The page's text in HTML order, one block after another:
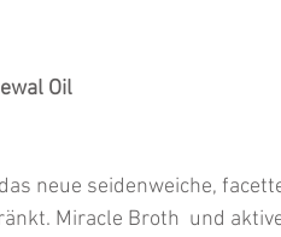
Oil
neue seidenweiche,
Miracle Broth  und